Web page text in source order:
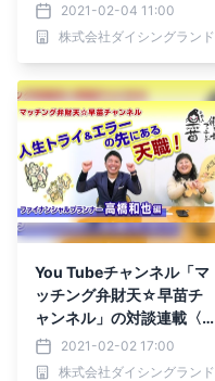
生トライ&エラー〉が公開
中！
2021-02-04 11:00
株式会社ダイシングランド
You Tubeチャンネル「マ
ッチング弁財天☆早苗チ
ャンネル」の対談連載〈人
生トライ&エラー〉が公開
中！
2021-02-02 17:00
株式会社ダイシングランド